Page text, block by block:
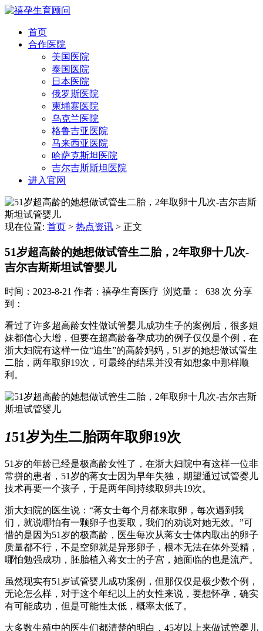
首页
合作医院
美国医院
泰国医院
日本医院
俄罗斯医院
柬埔寨医院
乌克兰医院
格鲁吉亚医院
马来西亚医院
哈萨克斯坦医院
吉尔吉斯斯坦医院
进入官网
现在位置: 首页 > 热点资讯 > 正文
51岁超高龄的她想做试管生二胎，2年取卵十几次-
吉尔吉斯斯坦试管婴儿
时间：2023-8-21 作者：禧孕生育医疗 浏览量： 638 次 分享
到：
看过了许多超高龄女性做试管婴儿成功生子的案例后，很多姐
妹都信心大增，但要在超高龄备孕成功的例子仅仅是个例，在
浙大妇院有这样一位“追生”的高龄妈妈，51岁的她想做试管生
二胎，两年取卵19次，可最终的结果并没有如想象中那样顺
利。
151岁为生二胎两年取卵19次
51岁的年龄已经是极高龄女性了，在浙大妇院中有这样一位非
常拼的患者，51岁的蒋女士因为早年失独，期望通过试管婴儿
技术再要一个孩子，于是两年间持续取卵共19次。
浙大妇院的医生说：“蒋女士每个月都来取卵，每次遇到我
们，就说哪怕有一颗卵子也要取，我们的劝说对她无效。”可
惜的是因为51岁的极高龄，医生每次从蒋女士体内取出的卵子
质量都不行，不是空卵就是异形卵子，根本无法在体外受精，
哪怕勉强成功，胚胎植入蒋女士的子宫，她面临的也是流产。
虽然现实有51岁试管婴儿成功案例，但那仅仅是极少数个例，
无论怎么样，对于这个年纪以上的女性来说，要想怀孕，确实
有可能成功，但是可能性太低，概率太低了。
大多数生殖中的医生们都清楚的明白，45岁以上来做试管婴儿